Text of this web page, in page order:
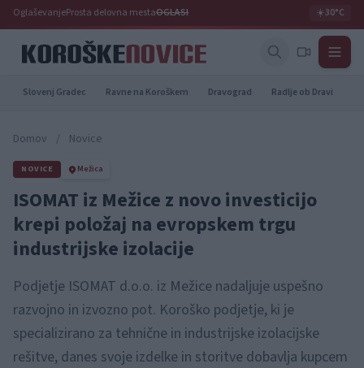
OglaševanjeProsta delovna mestaOGLASI ☀️30°C
Slovenj Gradec Ravne na Koroškem Dravograd Radlje ob Dravi
Domov / Novice
NOVICE Mežica
ISOMAT iz Mežice z novo investicijo
krepi položaj na evropskem trgu
industrijske izolacije
Podjetje ISOMAT d.o.o. iz Mežice nadaljuje uspešno
razvojno in izvozno pot. Koroško podjetje, ki je
specializirano za tehnične in industrijske izolacijske
rešitve, danes svoje izdelke in storitve dobavlja kupcem